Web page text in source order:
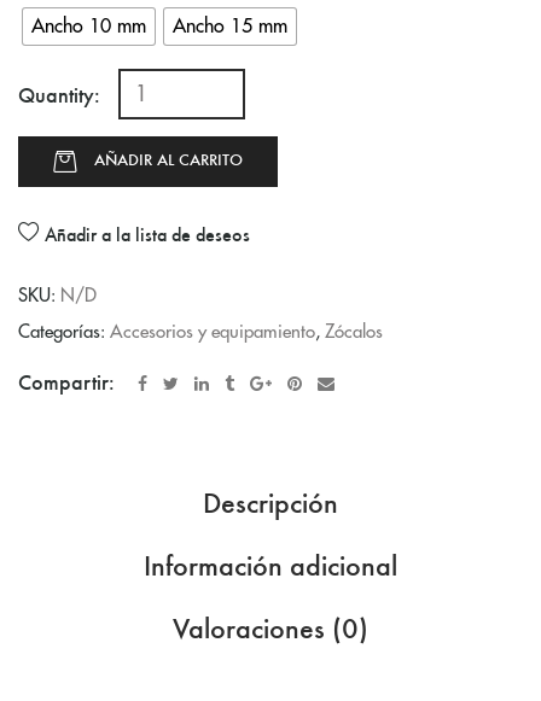
Ancho 10 mm Ancho 15 mm
Quantity:
AÑADIR AL CARRITO
Añadir a la lista de deseos
SKU: N/D
Categorías: Accesorios y equipamiento, Zócalos
Compartir:
Descripción
Información adicional
Valoraciones (0)